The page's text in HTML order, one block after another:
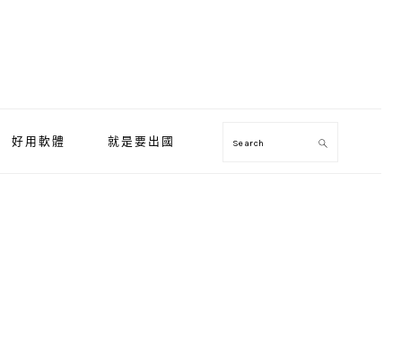
好用軟體 就是要出國 Search